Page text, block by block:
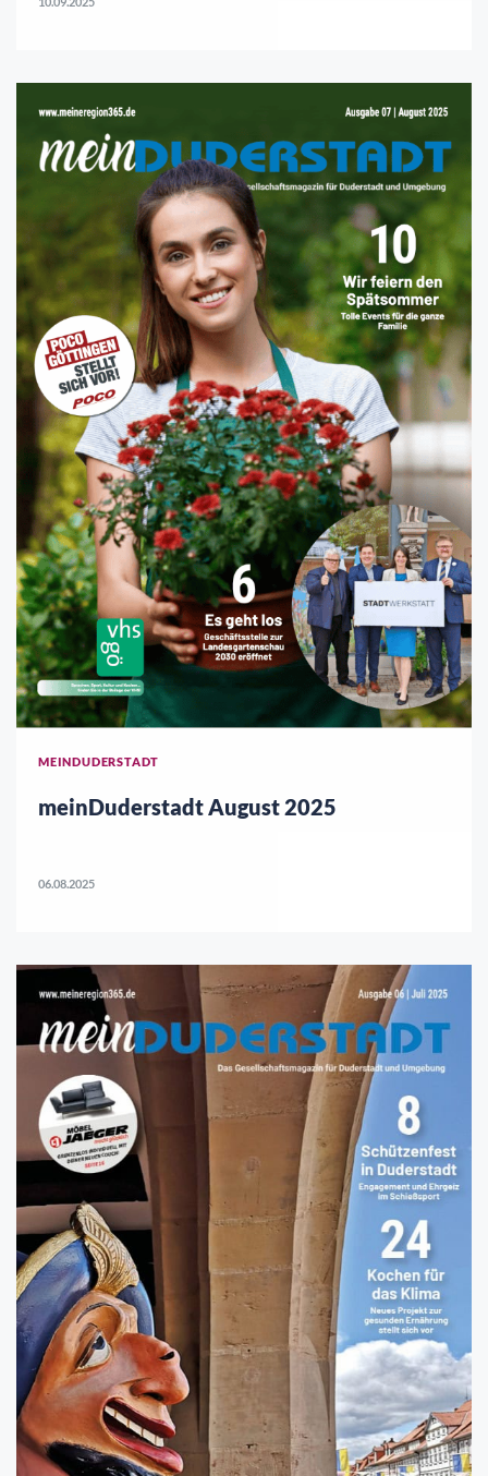
MEINDUDERSTADT
meinDuderstadt August 2025
06.08.2025